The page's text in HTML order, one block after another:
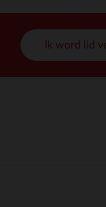
aan te passen
Ik word lid